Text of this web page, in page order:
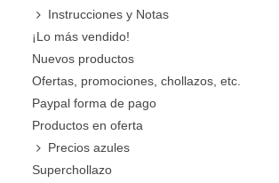
Instrucciones y Notas
¡Lo más vendido!
Nuevos productos
Ofertas, promociones, chollazos, etc.
Paypal forma de pago
Productos en oferta
Precios azules
Superchollazo